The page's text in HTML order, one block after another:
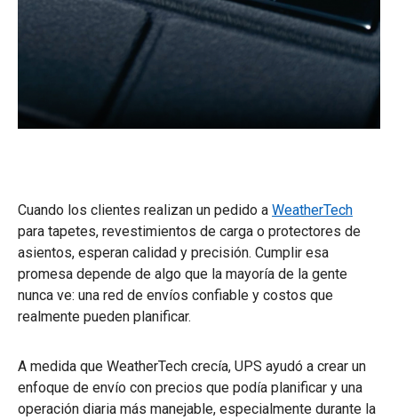
Cuando los clientes realizan un pedido a WeatherTech
para tapetes, revestimientos de carga o protectores de
asientos, esperan calidad y precisión. Cumplir esa
promesa depende de algo que la mayoría de la gente
nunca ve: una red de envíos confiable y costos que
realmente pueden planificar.
A medida que WeatherTech crecía, UPS ayudó a crear un
enfoque de envío con precios que podía planificar y una
operación diaria más manejable, especialmente durante la